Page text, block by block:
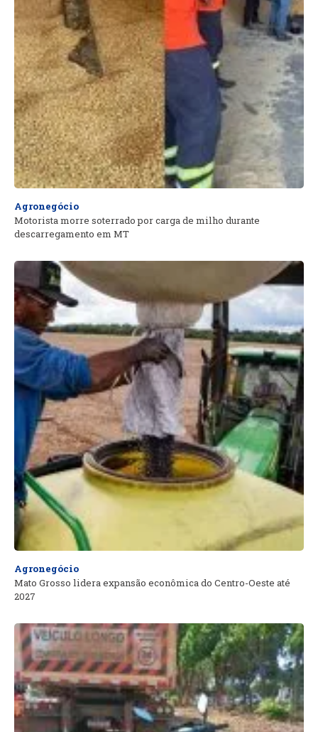
Agronegócio
Motorista morre soterrado por carga de milho durante
descarregamento em MT
Agronegócio
Mato Grosso lidera expansão econômica do Centro-Oeste até
2027